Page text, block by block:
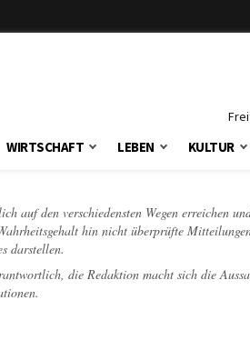
WIRTSCHAFT LEBEN KULTUR
auf den verschiedensten Wegen erreichen
hin nicht überprüfte
darstellen.
die Redaktion macht sich die